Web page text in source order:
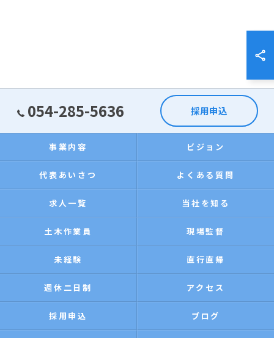
054-285-5636 採用申込
事業内容 ビジョン
代表あいさつ よくある質問
求人一覧 当社を知る
土木作業員 現場監督
未経験 直行直帰
週休二日制 アクセス
採用申込 ブログ